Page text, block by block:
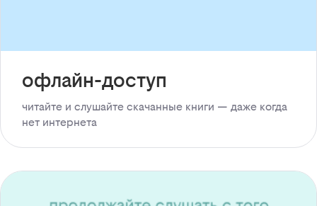
офлайн-доступ
читайте и слушайте скачанные книги — даже когда
нет интернета